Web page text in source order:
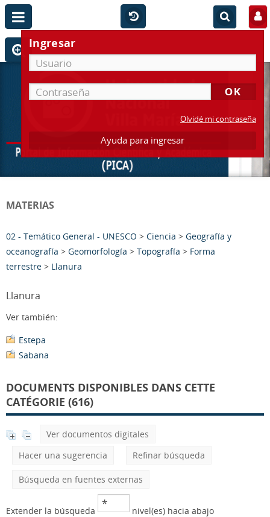
Ingresar
Olvidé mi contraseña
Ayuda para ingresar
MATERIAS
02 - Temático General - UNESCO > Ciencia > Geografía y
oceanografía > Geomorfología > Topografía > Forma
terrestre > Llanura
Llanura
Ver también:
Estepa
Sabana
DOCUMENTS DISPONIBLES DANS CETTE
CATÉGORIE (616)
Ver documentos digitales
Hacer una sugerencia
Refinar búsqueda
Búsqueda en fuentes externas
Extender la búsqueda nivel(es) hacia abajo